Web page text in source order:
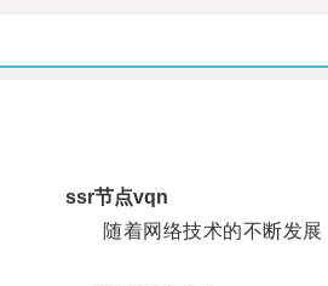
ssr节点vqn
随着网络技术的不断发展